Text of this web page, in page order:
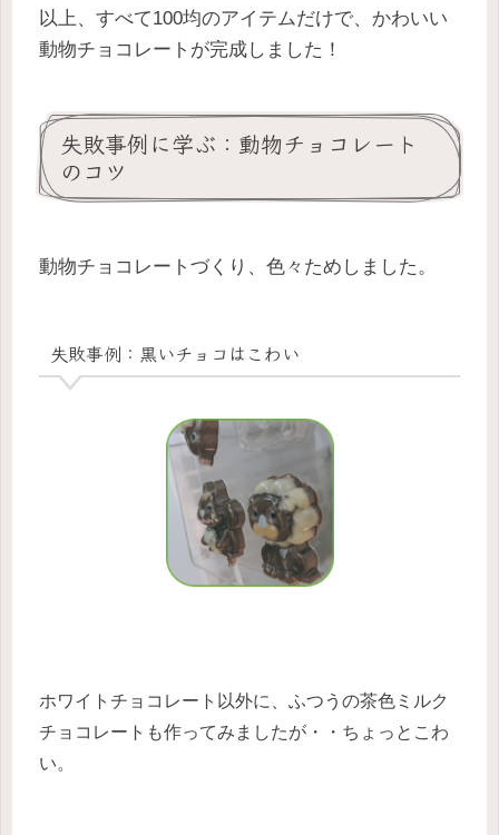
以上、すべて100均のアイテムだけで、かわいい
動物チョコレートが完成しました！
失敗事例に学ぶ：動物チョコレート
のコツ
動物チョコレートづくり、色々ためしました。
失敗事例：黒いチョコはこわい
ホワイトチョコレート以外に、ふつうの茶色ミルク
チョコレートも作ってみましたが・・ちょっとこわ
い。